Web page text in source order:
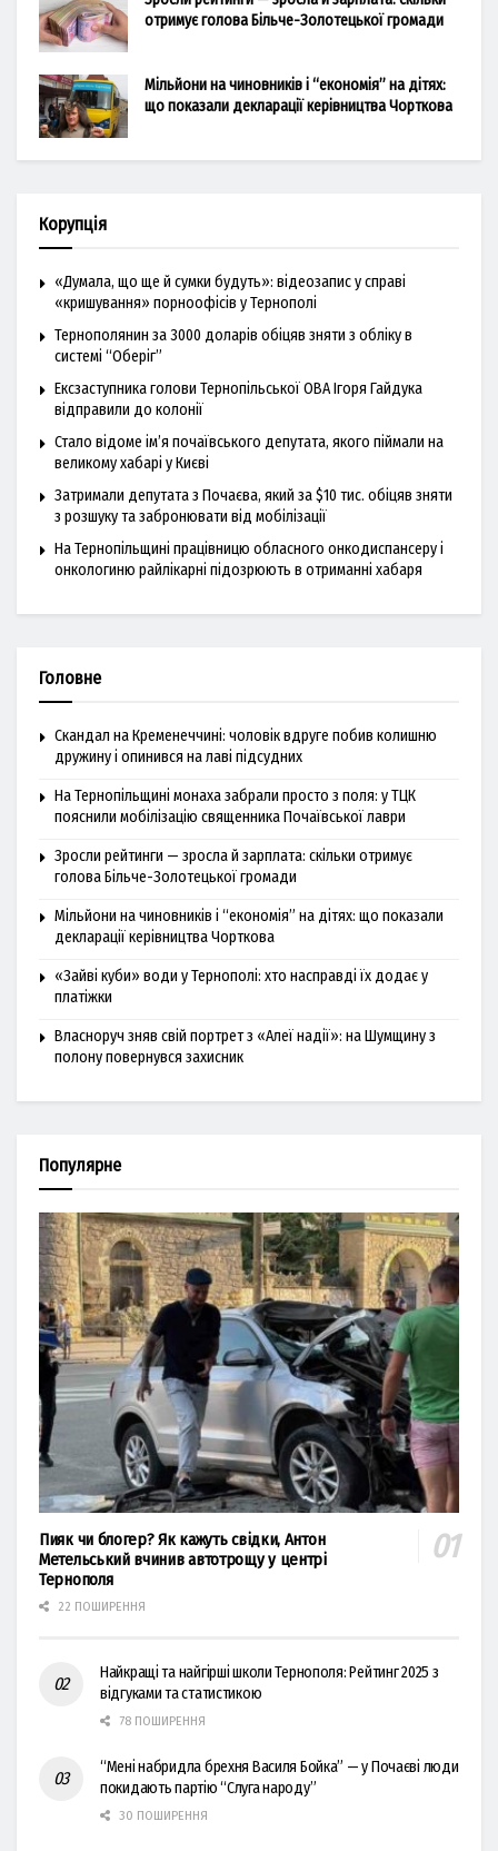
отримує голова Більче-Золотецької громади
Мільйони на чиновників і “економія” на дітях:
що показали декларації керівництва Чорткова
Корупція
«Думала, що ще й сумки будуть»: відеозапис у справі
«кришування» порноофісів у Тернополі
Тернополянин за 3000 доларів обіцяв зняти з обліку в
системі “Оберіг”
Ексзаступника голови Тернопільської ОВА Ігоря Гайдука
відправили до колонії
Стало відоме ім’я почаївського депутата, якого піймали на
великому хабарі у Києві
Затримали депутата з Почаєва, який за $10 тис. обіцяв зняти
з розшуку та забронювати від мобілізації
На Тернопільщині працівницю обласного онкодиспансеру і
онкологиню райлікарні підозрюють в отриманні хабаря
Головне
Скандал на Кременеччині: чоловік вдруге побив колишню
дружину і опинився на лаві підсудних
На Тернопільщині монаха забрали просто з поля: у ТЦК
пояснили мобілізацію священника Почаївської лаври
Зросли рейтинги — зросла й зарплата: скільки отримує
голова Більче-Золотецької громади
Мільйони на чиновників і “економія” на дітях: що показали
декларації керівництва Чорткова
«Зайві куби» води у Тернополі: хто насправді їх додає у
платіжки
Власноруч зняв свій портрет з «Алеї надії»: на Шумщину з
полону повернувся захисник
Популярне
Пияк чи блогер? Як кажуть свідки, Антон
Метельський вчинив автотрощу у центрі
Тернополя
22 ПОШИРЕННЯ
Найкращі та найгірші школи Тернополя: Рейтинг 2025 з
відгуками та статистикою
78 ПОШИРЕННЯ
“Мені набридла брехня Василя Бойка” — у Почаєві люди
покидають партію “Слуга народу”
30 ПОШИРЕННЯ